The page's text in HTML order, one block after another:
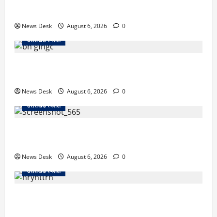
News Desk August 6, 2026
0
उत्तराखंड स्पेशल
News Desk August 6, 2026
0
उत्तराखंड स्पेशल
News Desk August 6, 2026
0
उत्तराखंड स्पेशल